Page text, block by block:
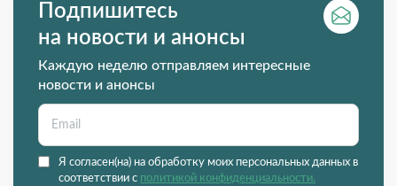
Подпишитесь
на новости и анонсы
Каждую неделю отправляем интересные
новости и анонсы
Я согласен(на) на обработку моих персональных данных в
соответствии с политикой конфиденциальности.